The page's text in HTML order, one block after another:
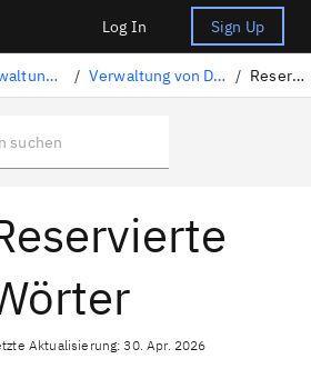
Log In Sign Up
Verwaltung der Datenqualität / Verwaltung von Datenqualitätsdefinitionen / Reservierte Wörter
Aktualisierung: 30. Apr. 2026